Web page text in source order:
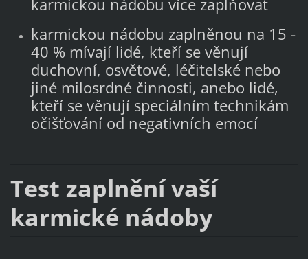
karmickou nádobu více zaplňovat
karmickou nádobu zaplněnou na 15 -
40 % mívají lidé, kteří se věnují
duchovní, osvětové, léčitelské nebo
jiné milosrdné činnosti, anebo lidé,
kteří se věnují speciálním technikám
očišťování od negativních emocí
Test zaplnění vaší
karmické nádoby